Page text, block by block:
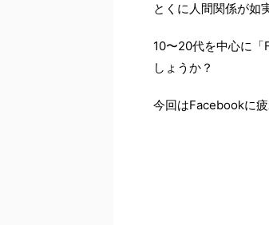
とくに人間関係が如
10〜20代を中心に
しょうか？
今回はFacebookに